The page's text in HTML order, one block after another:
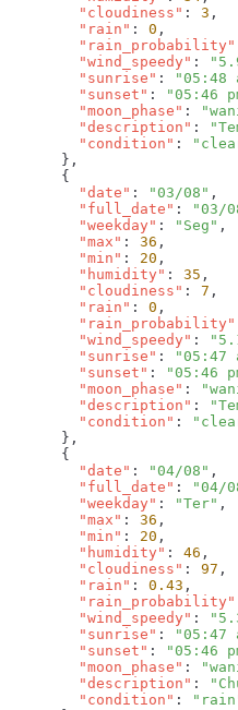
        "cloudiness"
: 3
        "rain"
: 0
        "rain_probability"
        "wind_speedy"
:
        "sunrise"
: "05:48
        "sunset"
: "05:46
        "moon_phase"
:
        "description"
:
        "condition"
:
        "date"
: "03/08"
        "full_date"
: "03/
        "weekday"
: "Seg"
        "max"
: 36
        "min"
: 20
        "humidity"
: 35
        "cloudiness"
: 7
        "rain"
: 0
        "rain_probability"
        "wind_speedy"
:
        "sunrise"
: "05:47
        "sunset"
: "05:46
        "moon_phase"
:
        "description"
:
        "condition"
:
        "date"
: "04/08"
        "full_date"
: "04/
        "weekday"
: "Ter"
        "max"
: 36
        "min"
: 20
        "humidity"
: 46
        "cloudiness"
: 97
        "rain"
: 0.43
        "rain_probability"
        "wind_speedy"
:
        "sunrise"
: "05:47
        "sunset"
: "05:46
        "moon_phase"
:
        "description"
:
        "condition"
: